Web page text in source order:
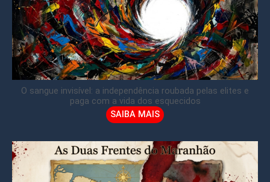
O sangue invisível: a independência roubada pelas elites e
paga com a vida dos esquecidos
SAIBA MAIS